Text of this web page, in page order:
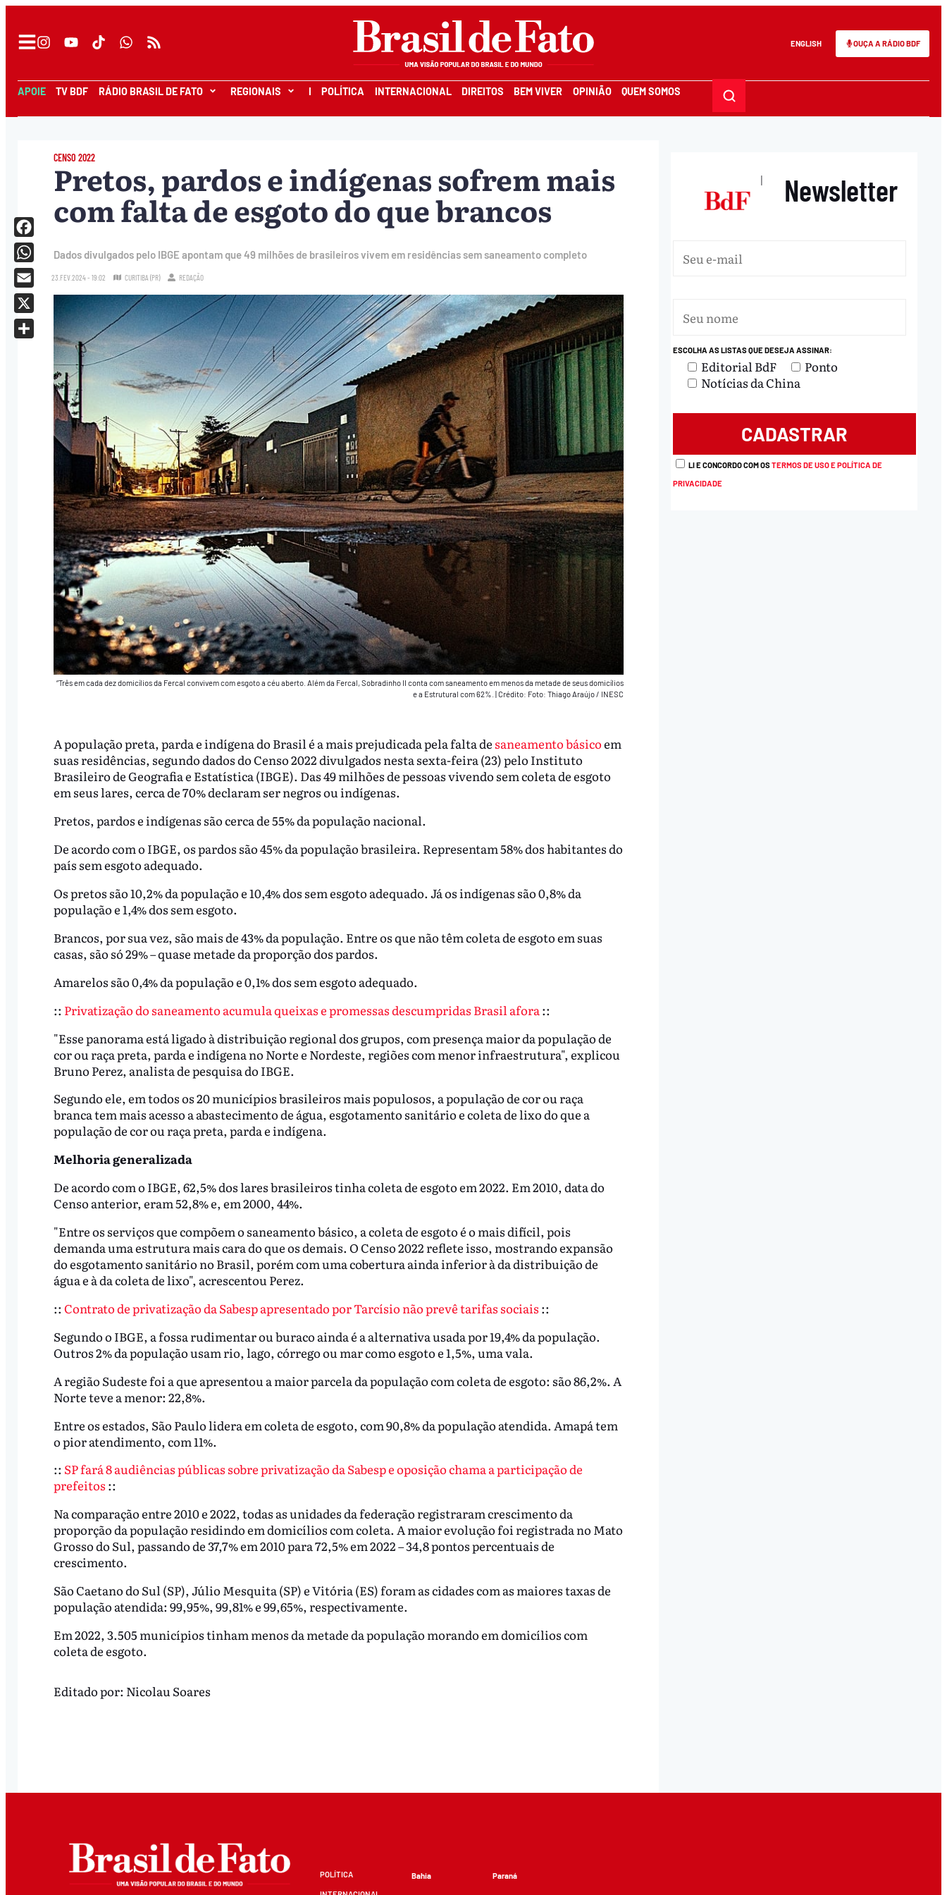
ENGLISH OUÇA A RÁDIO BDF
APOIE TV BDF RÁDIO BRASIL DE FATO REGIONAIS I POLÍTICA INTERNACIONAL DIREITOS BEM VIVER OPINIÃO QUEM SOMOS
CENSO 2022
Pretos, pardos e indígenas sofrem mais
com falta de esgoto do que brancos
Dados divulgados pelo IBGE apontam que 49 milhões de brasileiros vivem em residências sem saneamento completo
23.FEV.2024 - 19:02 CURITIBA (PR) REDAÇÃO
“Três em cada dez domicílios da Fercal convivem com esgoto a céu aberto. Além da Fercal, Sobradinho II conta com saneamento em menos da metade de seus domicílios
e a Estrutural com 62%. |Crédito: Foto: Thiago Araújo / INESC
A população preta, parda e indígena do Brasil é a mais prejudicada pela falta de saneamento básicoem
suas residências, segundo dados do Censo 2022 divulgados nesta sexta-feira (23) pelo Instituto
Brasileiro de Geografia e Estatística (IBGE). Das 49 milhões de pessoas vivendo sem coleta de esgoto
em seus lares, cerca de 70% declaram ser negros ou indígenas.
Pretos, pardos e indígenas são cerca de 55% da população nacional.
De acordo com o IBGE, os pardos são 45% da população brasileira. Representam 58% dos habitantes do
país sem esgoto adequado.
Os pretos são 10,2% da população e 10,4% dos sem esgoto adequado. Já os indígenas são 0,8% da
população e 1,4% dos sem esgoto.
Brancos, por sua vez, são mais de 43% da população. Entre os que não têm coleta de esgoto em suas
casas, são só 29% – quase metade da proporção dos pardos.
Amarelos são 0,4% da população e 0,1% dos sem esgoto adequado.
:: Privatização do saneamento acumula queixas e promessas descumpridas Brasil afora ::
"Esse panorama está ligado à distribuição regional dos grupos, com presença maior da população de
cor ou raça preta, parda e indígena no Norte e Nordeste, regiões com menor infraestrutura", explicou
Bruno Perez, analista de pesquisa do IBGE.
Segundo ele, em todos os 20 municípios brasileiros mais populosos, a população de cor ou raça
branca tem mais acesso a abastecimento de água, esgotamento sanitário e coleta de lixo do que a
população de cor ou raça preta, parda e indígena.
Melhoria generalizada
De acordo com o IBGE, 62,5% dos lares brasileiros tinha coleta de esgoto em 2022. Em 2010, data do
Censo anterior, eram 52,8% e, em 2000, 44%.
"Entre os serviços que compõem o saneamento básico, a coleta de esgoto é o mais difícil, pois
demanda uma estrutura mais cara do que os demais. O Censo 2022 reflete isso, mostrando expansão
do esgotamento sanitário no Brasil, porém com uma cobertura ainda inferior à da distribuição de
água e à da coleta de lixo", acrescentou Perez.
:: Contrato de privatização da Sabesp apresentado por Tarcísio não prevê tarifas sociais ::
Segundo o IBGE, a fossa rudimentar ou buraco ainda é a alternativa usada por 19,4% da população.
Outros 2% da população usam rio, lago, córrego ou mar como esgoto e 1,5%, uma vala.
A região Sudeste foi a que apresentou a maior parcela da população com coleta de esgoto: são 86,2%. A
Norte teve a menor: 22,8%.
Entre os estados, São Paulo lidera em coleta de esgoto, com 90,8% da população atendida. Amapá tem
o pior atendimento, com 11%.
:: SP fará 8 audiências públicas sobre privatização da Sabesp e oposição chama a participação de
prefeitos ::
Na comparação entre 2010 e 2022, todas as unidades da federação registraram crescimento da
proporção da população residindo em domicílios com coleta. A maior evolução foi registrada no Mato
Grosso do Sul, passando de 37,7% em 2010 para 72,5% em 2022 – 34,8 pontos percentuais de
crescimento.
São Caetano do Sul (SP), Júlio Mesquita (SP) e Vitória (ES) foram as cidades com as maiores taxas de
população atendida: 99,95%, 99,81% e 99,65%, respectivamente.
Em 2022, 3.505 municípios tinham menos da metade da população morando em domicílios com
coleta de esgoto.
Facebook
WhatsApp
Email
X
Editado por: Nicolau Soares
| Newsletter
ESCOLHA AS LISTAS QUE DESEJA ASSINAR:
Editorial BdF
Ponto
Notícias da China
LI E CONCORDO COM OSTERMOS DE USO E POLÍTICA DE
PRIVACIDADE
POLÍTICA Bahia Paraná